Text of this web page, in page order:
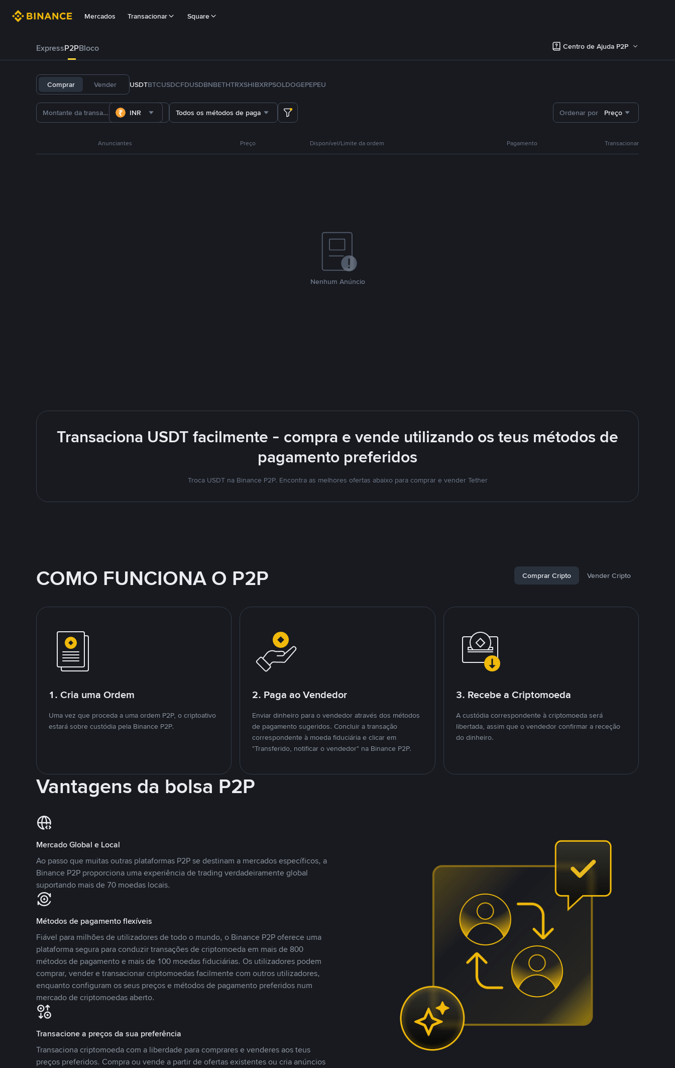
Mercados Transacionar Square
ExpressP2PBloco Centro de Ajuda P2P
Comprar Vender USDTBTCUSDCFDUSDBNBETHTRXSHIBXRPSOLDOGEPEPEU
INR Todos os métodos de pagamento Ordenar por Preço
Anunciantes Preço Disponível/Limite da ordem Pagamento Transacionar
Nenhum Anúncio
Transaciona USDT facilmente - compra e vende utilizando os teus métodos de
pagamento preferidos
Troca USDT na Binance P2P. Encontra as melhores ofertas abaixo para comprar e vender Tether
COMO FUNCIONA O P2P Comprar Cripto Vender Cripto
1. Cria uma Ordem
Uma vez que proceda a uma ordem P2P, o criptoativo
estará sobre custódia pela Binance P2P.
2. Paga ao Vendedor
Enviar dinheiro para o vendedor através dos métodos
de pagamento sugeridos. Concluir a transação
correspondente à moeda fiduciária e clicar em
"Transferido, notificar o vendedor" na Binance P2P.
3. Recebe a Criptomoeda
A custódia correspondente à criptomoeda será
libertada, assim que o vendedor confirmar a receção
do dinheiro.
Vantagens da bolsa P2P
Mercado Global e Local
Ao passo que muitas outras plataformas P2P se destinam a mercados específicos, a
Binance P2P proporciona uma experiência de trading verdadeiramente global
suportando mais de 70 moedas locais.
Métodos de pagamento flexíveis
Fiável para milhões de utilizadores de todo o mundo, o Binance P2P oferece uma
plataforma segura para conduzir transações de criptomoeda em mais de 800
métodos de pagamento e mais de 100 moedas fiduciárias. Os utilizadores podem
comprar, vender e transacionar criptomoedas facilmente com outros utilizadores,
enquanto configuram os seus preços e métodos de pagamento preferidos num
mercado de criptomoedas aberto.
Transacione a preços da sua preferência
Transaciona criptomoeda com a liberdade para comprares e venderes aos teus
preços preferidos. Compra ou vende a partir de ofertas existentes ou cria anúncios